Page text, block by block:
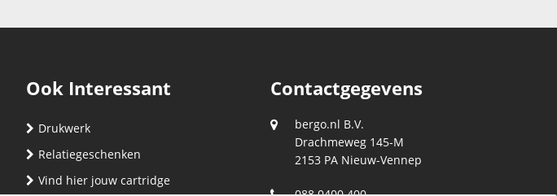
Ook Interessant
Drukwerk
Relatiegeschenken
Vind hier jouw cartridge
Contactgegevens
bergo.nl B.V.
Drachmeweg 145-M
2153 PA Nieuw-Vennep